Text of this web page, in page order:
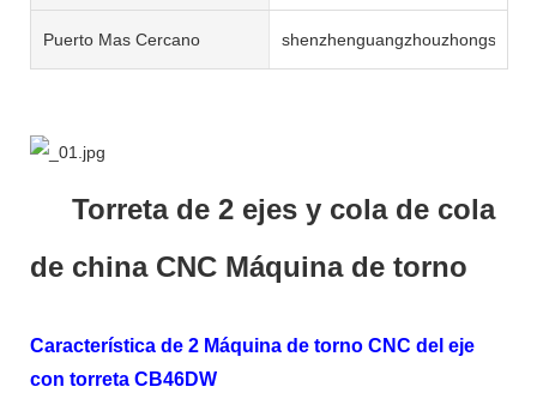
Puerto Mas Cercano shenzhenguangzhouzhongshan
Torreta de 2 ejes y cola de cola
de china CNC Máquina de torno
Característica de 2 Máquina de torno CNC del eje
con torreta CB46DW